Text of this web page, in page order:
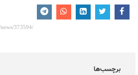
برچسب‌ها